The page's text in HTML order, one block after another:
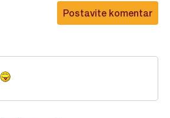
Postavite komentar